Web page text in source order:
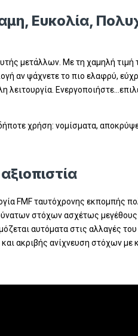
Ευκολία,
μετάλλων. Με τη χαμηλή
αν ψάχνετε το πιο ελαφρύ,
λειτουργία.
χρήση: νομίσματα,
FMF ταυτόχρονης εκπομπής
στόχων ασχέτως
αυτόματα στις αλλαγές
ακριβής ανίχνευση στόχων